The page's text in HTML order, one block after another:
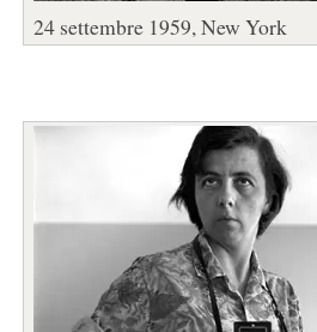
24 settembre 1959, New York